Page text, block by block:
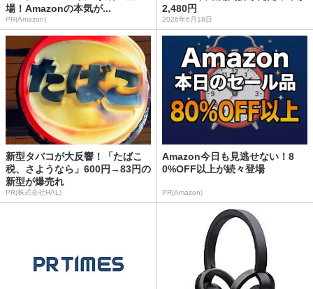
場！Amazonの本気が...
PR(Amazon)
2,480円
2026年6月18日
新型タバコが大反響！「たばこ
税、さようなら」600円→83円の
新型が爆売れ
PR(株式会社HAL)
Amazon今日も見逃せない！8
0%OFF以上が続々登場
PR(Amazon)